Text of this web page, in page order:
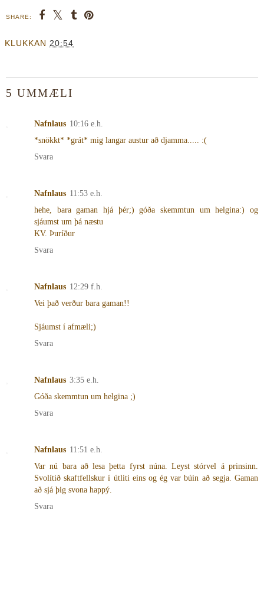
SHARE:
KLUKKAN 20:54
5 UMMÆLI
Nafnlaus 10:16 e.h.
*snökkt* *grát* mig langar austur að djamma..... :(
Svara
Nafnlaus 11:53 e.h.
hehe, bara gaman hjá þér;) góða skemmtun um helgina:) og
sjáumst um þá næstu
KV. Þuríður
Svara
Nafnlaus 12:29 f.h.
Vei það verður bara gaman!!
Sjáumst í afmæli;)
Svara
Nafnlaus 3:35 e.h.
Góða skemmtun um helgina ;)
Svara
Nafnlaus 11:51 e.h.
Var nú bara að lesa þetta fyrst núna. Leyst stórvel á prinsinn.
Svolítið skaftfellskur í útliti eins og ég var búin að segja. Gaman
að sjá þig svona happý.
Svara